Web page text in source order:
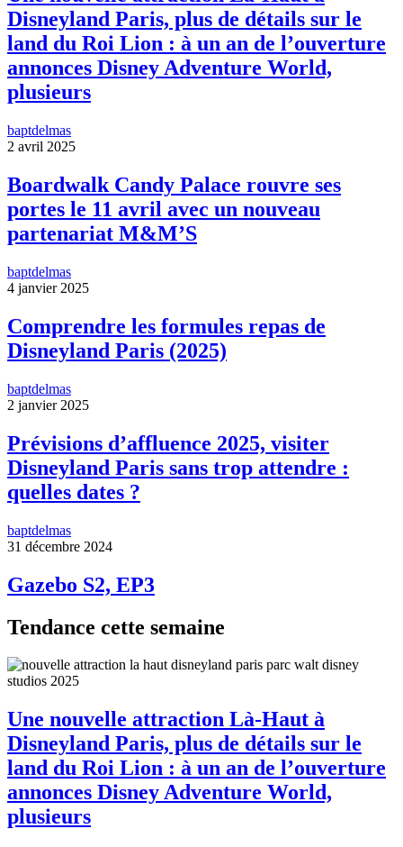
Disneyland Paris, plus de détails sur le
land du Roi Lion : à un an de l’ouverture
annonces Disney Adventure World,
plusieurs
baptdelmas
2 avril 2025
Boardwalk Candy Palace rouvre ses
portes le 11 avril avec un nouveau
partenariat M&M’S
baptdelmas
4 janvier 2025
Comprendre les formules repas de
Disneyland Paris (2025)
baptdelmas
2 janvier 2025
Prévisions d’affluence 2025, visiter
Disneyland Paris sans trop attendre :
quelles dates ?
baptdelmas
31 décembre 2024
Gazebo S2, EP3
Tendance cette semaine
Une nouvelle attraction Là-Haut à
Disneyland Paris, plus de détails sur le
land du Roi Lion : à un an de l’ouverture
annonces Disney Adventure World,
plusieurs